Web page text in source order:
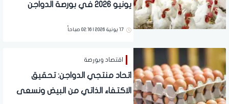
يونيو 2026 في بورصة الدواجن
17 يونية 2026 | 02:16 صباحاً
اقتصاد وبورصة
اتحاد منتجي الدواجن: تحقيق
الاكتفاء الذاتي من البيض ونسعى